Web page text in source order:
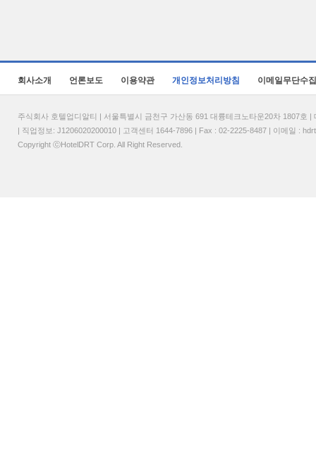
회사소개 언론보도 이용약관 개인정보처리방침 이메일무단수
주식회사 호텔업디알티 | 서울특별시 금천구 가산동 691 대륭테크노타운20차 1807
| 직업정보: J1206020200010 | 고객센터 1644-7896 | Fax : 02-2225-8487 | 이메일 :
Copyright ⓒHotelDRT Corp. All Right Reserved.